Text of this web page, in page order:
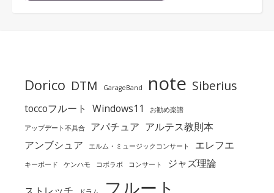
Dorico DTM GarageBand note Siberius
toccoフルート Windows11 お勧め楽譜
アップデート不具合 アパチュア アルテス教則本
アンブシュア
エルム・ミュージックコンサート エレフエ
キーボード ケンハモ コボラボ コンサート ジャズ理論
フルート